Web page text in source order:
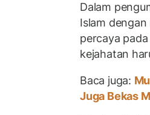
Dalam
Islam
percaya
kejahatan
Baca juga:
Juga Bekas